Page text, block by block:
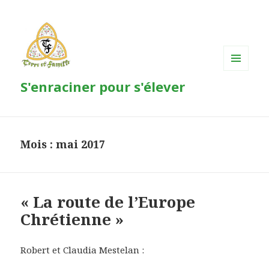
S'enraciner pour s'élever
Mois : mai 2017
« La route de l’Europe
Chrétienne »
Robert et Claudia Mestelan :